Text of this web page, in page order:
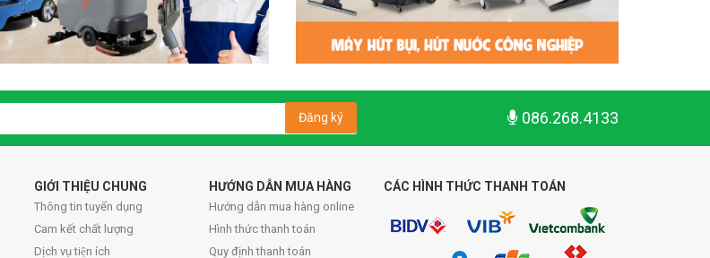
Đăng ký 086.268.4133
GIỚI THIỆU CHUNG
Thông tin tuyển dụng
Cam kết chất lượng
Dịch vụ tiện ích
HƯỚNG DẪN MUA HÀNG
Hướng dẫn mua hàng online
Hình thức thanh toán
Quy định thanh toán
CÁC HÌNH THỨC THANH TOÁN